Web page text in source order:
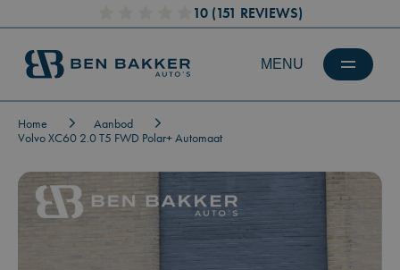
10 (151 REVIEWS)
Home
Aanbod
Volvo XC60 2.0 T5 FWD Polar+ Automaat